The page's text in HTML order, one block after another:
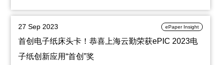
27 Sep 2023 ePaper Insight
首创电子纸床头卡！恭喜上海云勤荣获ePIC 2023电
子纸创新应用“首创”奖